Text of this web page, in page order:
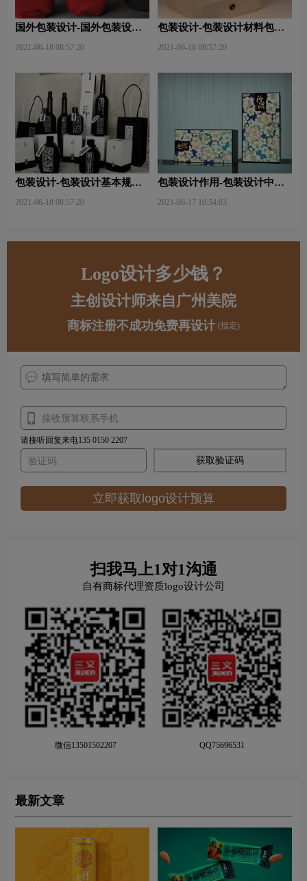
国外包装设计-国外包装设计
2021-06-18 08:57:20
包装设计-包装设计材料包含
2021-06-18 08:57:20
包装设计-包装设计基本规律
2021-06-18 08:57:20
包装设计作用-包装设计中文
2021-06-17 10:54:03
Logo设计多少钱？
主创设计师来自广州美院
商标注册不成功免费再设计 (指定)
请接听回复来电135 0150 2207
获取验证码
立即获取logo设计预算
扫我马上1对1沟通
自有商标代理资质logo设计公司
微信13501502207 QQ75696531
最新文章